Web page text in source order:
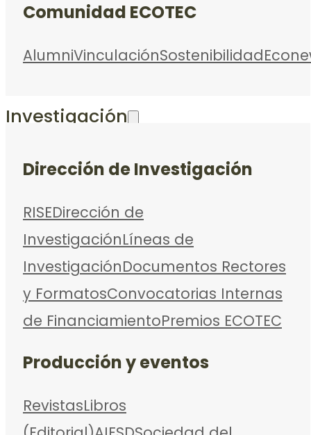
Comunidad ECOTEC
AlumniVinculaciónSostenibilidad
Investigación
Dirección de Investigación
RISEDirección de
InvestigaciónLíneas de
InvestigaciónDocumentos Rectores
y FormatosConvocatorias Internas
de FinanciamientoPremios ECOTEC
Producción y eventos
RevistasLibros